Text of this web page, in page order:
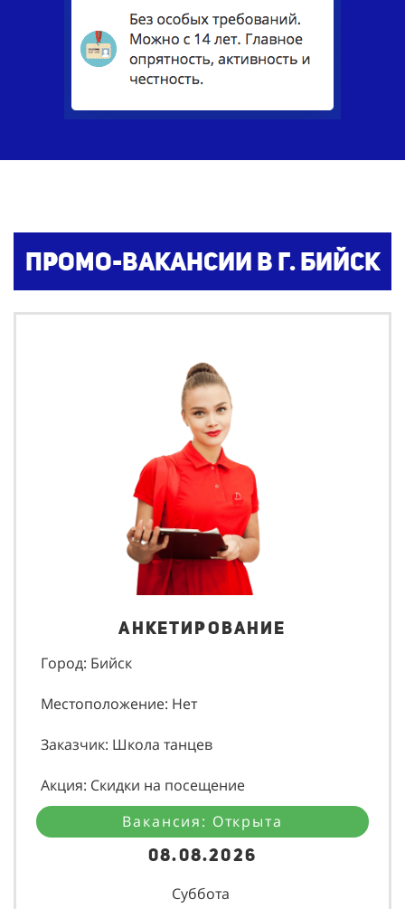
Промо-вакансии в г. Бийск
Анкетирование
Город: Бийск
Местоположение: Нет
Заказчик: Школа танцев
Акция: Скидки на посещение
Вакансия: Открыта
08.08.2026
Суббота